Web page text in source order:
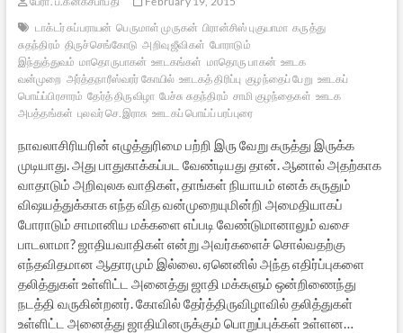
டாக்டர் சுப்பராயன் பெருமாள் முருகன் பிரான்சிஸ் புகுயாமா கருத்து
சுதந்திரம் திருச்செங்கோடு அறிவு ஜீவிகள் போராடும்
இந்துத்துவம் மாதொருபாகன் ஊடகங்கள் மாதொரு பாகன் ஊடக
வன்முறை அர்த்தநாரீஸ்வரர் கோயில் ஊடகத் திரிப்பு குழந்தைப் பேறு ஊடகப்
பொய்ப்பிரசாரம் தேர்த் திருவிழா பேச்சு சுதந்திரம் சாமி குழந்தைகள் ஊடக
அபத்தங்கள் புலவர் செ.இராசு ஊடகப் பொய்ப் பரப்புரை
நாவலாசிரியரின் எழுத்துரிமை பற்றி இரு வேறு கருத்து இருக்க
முடியாது. அது பாதுகாக்கப்பட வேண்டியது தான். ஆனால் அதற்காக
வாதாடும் அறிவுலக வாதிகள், தாங்கள் நியாயம் எனக் கருதும்
விஷயத்துக்காக எந்த வித வன்முறையுமின்றி அமைதியாகப்
போராடும் சாமானிய மக்களை எப்படி வேண்டுமானாலும் வசை
பாடலாமா? ஜாதியவாதிகள் என்று அவர்களைச் சொல்வதற்கு
எந்தவிதமான ஆதாரமும் இல்லை. ஏனெனில் அந்த எதிர்ப்புகளை
தலித்துகள் உள்ளிட்ட அனைத்து ஜாதி மக்களும் ஒன்றிணைந்து
நடத்தி வருகின்றனர். கோவில் தேர்த்திருவிழாவில் தலித்துகள்
உள்ளிட்ட அனைத்து ஜாதியினருக்கும் பொறுப்புக்கள் உள்ளன…